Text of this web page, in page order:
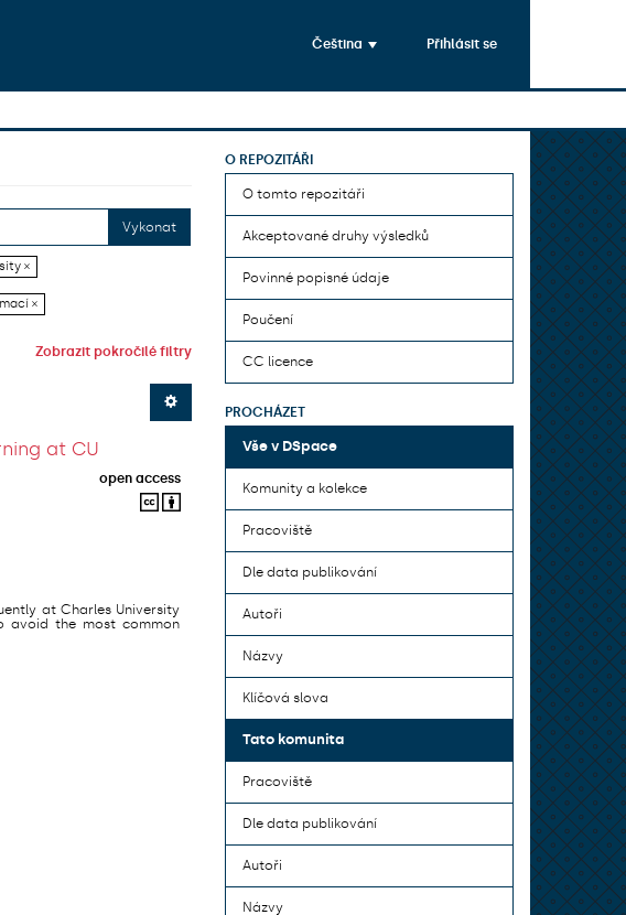
Čeština Přihlásit se
Vykonat
×
×
Zobrazit pokročilé filtry
at CU
open access
at Charles University
avoid the most common
O REPOZITÁŘI
O tomto repozitáři
Akceptované druhy výsledků
Povinné popisné údaje
Poučení
CC licence
PROCHÁZET
Vše v DSpace
Komunity a kolekce
Pracoviště
Dle data publikování
Autoři
Názvy
Klíčová slova
Tato komunita
Pracoviště
Dle data publikování
Autoři
Názvy